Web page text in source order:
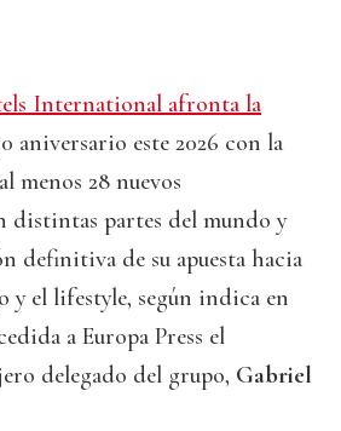
International afronta la
aniversario este 2026 con la
menos 28 nuevos
distintas partes del mundo y
definitiva de su apuesta hacia
y el lifestyle, según indica en
a Europa Press el
delegado del grupo, Gabriel